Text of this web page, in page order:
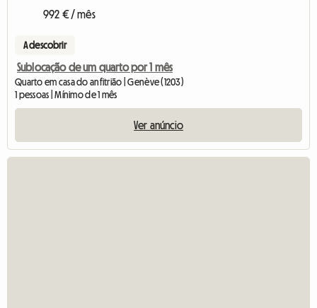
992 € / mês
A descobrir
Sublocação de um quarto por 1 mês
Quarto em casa do anfitrião | Genève (1203)
1 pessoas | Mínimo de 1 mês
Ver anúncio